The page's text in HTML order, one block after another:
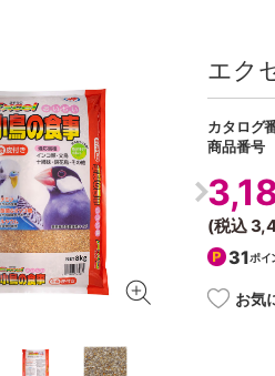
エク
カタログ
商品番号
(税込
31ポイ
お気